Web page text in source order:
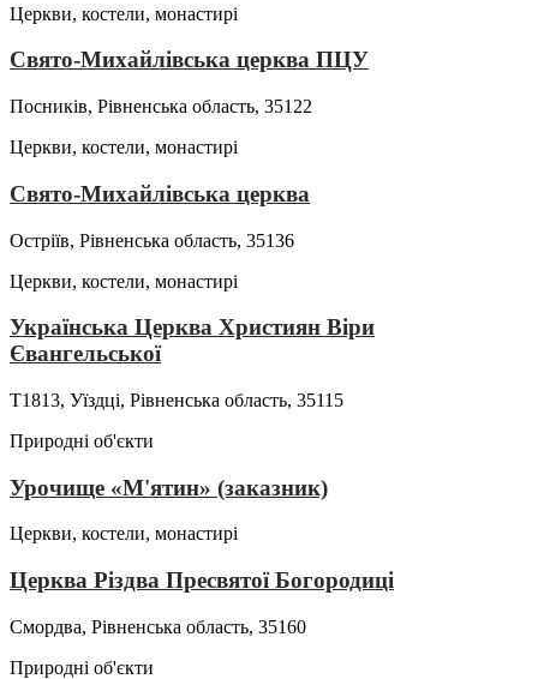
Церкви, костели, монастирі
Свято-Михайлівська церква ПЦУ
Посників, Рівненська область, 35122
Церкви, костели, монастирі
Свято-Михайлівська церква
Остріїв, Рівненська область, 35136
Церкви, костели, монастирі
Українська Церква Християн Віри
Євангельської
Т1813, Уїздці, Рівненська область, 35115
Природні об'єкти
Урочище «М'ятин» (заказник)
Церкви, костели, монастирі
Церква Різдва Пресвятої Богородиці
Смордва, Рівненська область, 35160
Природні об'єкти